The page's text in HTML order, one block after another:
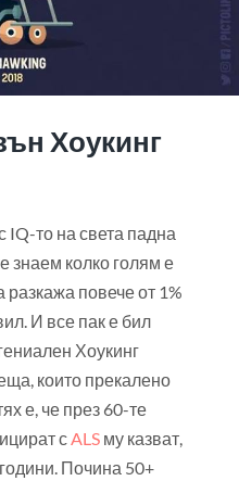
Хоукинг
IQ-то на света падна
знаем колко голям е
разкажа повече от 1%
И все пак е бил
Хоукинг
които прекалено
е, че през 60-те
сALSму казват,
Почина 50+